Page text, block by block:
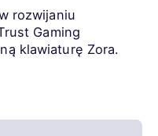
rozwijaniu
Gaming
klawiaturę Zora.